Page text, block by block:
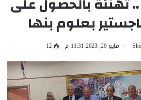
بعلوم بنها
مايو 20, 2023 11:31 م 12